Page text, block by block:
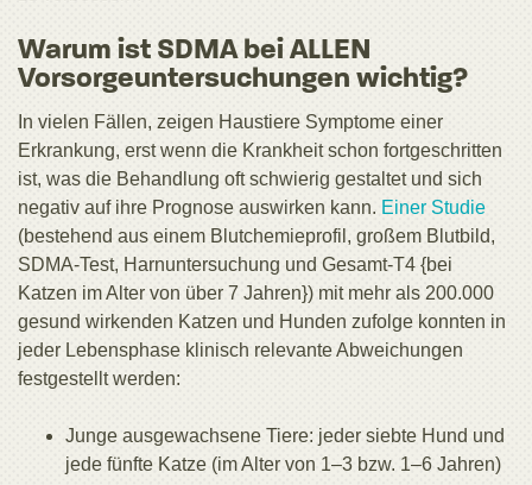
Warum ist SDMA bei ALLEN
Vorsorgeuntersuchungen wichtig?
In vielen Fällen, zeigen Haustiere Symptome einer
Erkrankung, erst wenn die Krankheit schon fortgeschritten
ist, was die Behandlung oft schwierig gestaltet und sich
negativ auf ihre Prognose auswirken kann. Einer Studie
(bestehend aus einem Blutchemieprofil, großem Blutbild,
SDMA-Test, Harnuntersuchung und Gesamt-T4 {bei
Katzen im Alter von über 7 Jahren}) mit mehr als 200.000
gesund wirkenden Katzen und Hunden zufolge konnten in
jeder Lebensphase klinisch relevante Abweichungen
festgestellt werden:
Junge ausgewachsene Tiere: jeder siebte Hund und
jede fünfte Katze (im Alter von 1–3 bzw. 1–6 Jahren)